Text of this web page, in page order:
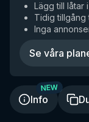
Lägg till låtar
Tidig tillgång
Inga
Se våra
Info
NEW